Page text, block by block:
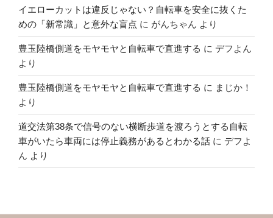
イエローカットは違反じゃない？自転車を安全に抜くた
めの「新常識」と意外な盲点 に がんちゃん より
豊玉陸橋側道をモヤモヤと自転車で直進する に デフよん
より
豊玉陸橋側道をモヤモヤと自転車で直進する に まじか！
より
道交法第38条で信号のない横断歩道を渡ろうとする自転
車がいたら車両には停止義務があるとわかる話 に デフよ
ん より